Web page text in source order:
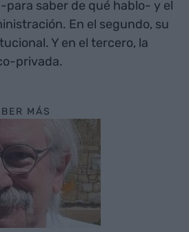
para saber de qué hablo- y el
En el segundo, su
Y en el tercero, la
privada.
MÁS